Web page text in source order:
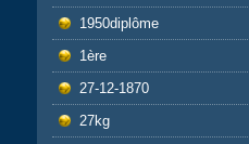
1950diplôme
1ère
27-12-1870
27kg